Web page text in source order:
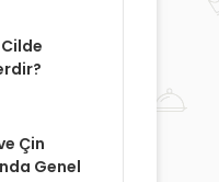
Cilde
Çin
Genel